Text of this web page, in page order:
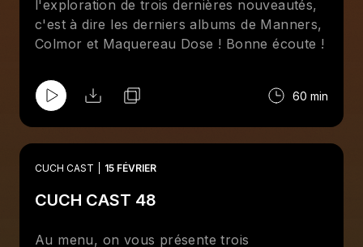
l'exploration de trois dernières nouveautés,
c'est à dire les derniers albums de Manners,
Colmor et Maquereau Dose ! Bonne écoute !
60 min
CUCH CAST 15 FÉVRIER
CUCH CAST 48
Au menu, on vous présente trois